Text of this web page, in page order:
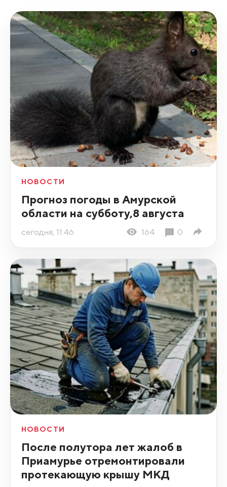
НОВОСТИ
Прогноз погоды в Амурской
области на субботу,8 августа
сегодня, 11:46 164 0
НОВОСТИ
После полутора лет жалоб в
Приамурье отремонтировали
протекающую крышу МКД